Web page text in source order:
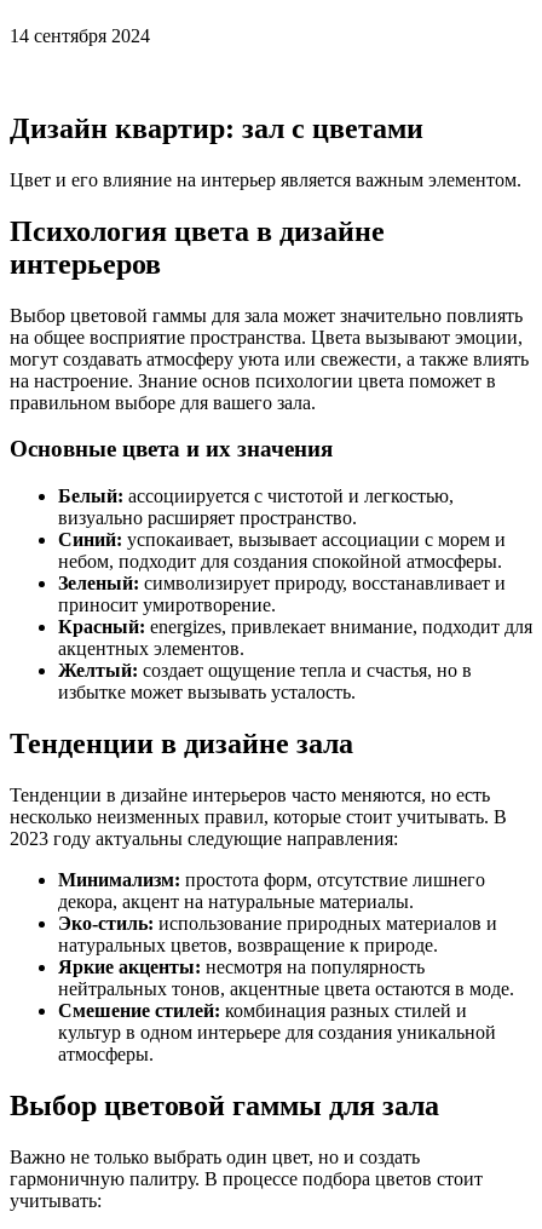
14 сентября 2024
Дизайн квартир: зал с цветами
Цвет и его влияние на интерьер является важным элементом.
Психология цвета в дизайне
интерьеров
Выбор цветовой гаммы для зала может значительно повлиять
на общее восприятие пространства. Цвета вызывают эмоции,
могут создавать атмосферу уюта или свежести, а также влиять
на настроение. Знание основ психологии цвета поможет в
правильном выборе для вашего зала.
Основные цвета и их значения
Белый: ассоциируется с чистотой и легкостью,
визуально расширяет пространство.
Синий: успокаивает, вызывает ассоциации с морем и
небом, подходит для создания спокойной атмосферы.
Зеленый: символизирует природу, восстанавливает и
приносит умиротворение.
Красный: energizes, привлекает внимание, подходит для
акцентных элементов.
Желтый: создает ощущение тепла и счастья, но в
избытке может вызывать усталость.
Тенденции в дизайне зала
Тенденции в дизайне интерьеров часто меняются, но есть
несколько неизменных правил, которые стоит учитывать. В
2023 году актуальны следующие направления:
Минимализм: простота форм, отсутствие лишнего
декора, акцент на натуральные материалы.
Эко-стиль: использование природных материалов и
натуральных цветов, возвращение к природе.
Яркие акценты: несмотря на популярность
нейтральных тонов, акцентные цвета остаются в моде.
Смешение стилей: комбинация разных стилей и
культур в одном интерьере для создания уникальной
атмосферы.
Выбор цветовой гаммы для зала
Важно не только выбрать один цвет, но и создать
гармоничную палитру. В процессе подбора цветов стоит
учитывать: